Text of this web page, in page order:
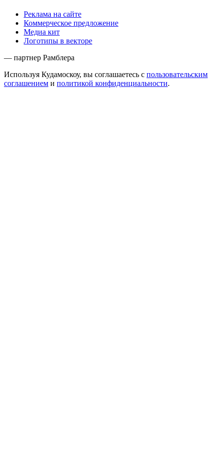
Реклама на сайте
Коммерческое предложение
Медиа кит
Логотипы в векторе
— партнер Рамблера
Используя Кудамоскоу, вы соглашаетесь с пользовательским
соглашением и политикой конфиденциальности.